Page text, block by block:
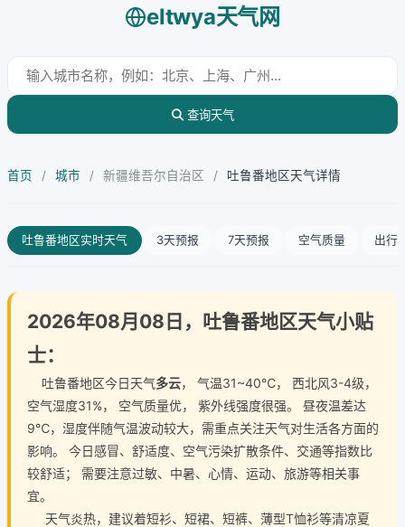
eltwya天气网
查询天气
首页 / 城市 / 新疆维吾尔自治区 / 吐鲁番地区天气详情
吐鲁番地区实时天气 3天预报 7天预报 空气质量 出行
2026年08月08日，吐鲁番地区天气小贴
士：
吐鲁番地区今日天气多云， 气温31~40℃， 西北风3-4级，
空气湿度31%， 空气质量优， 紫外线强度很强。 昼夜温差达
9℃，湿度伴随气温波动较大，需重点关注天气对生活各方面的
影响。 今日感冒、舒适度、空气污染扩散条件、交通等指数比
较舒适； 需要注意过敏、中暑、心情、运动、旅游等相关事
宜。
天气炎热，建议着短衫、短裙、短裤、薄型T恤衫等清凉夏